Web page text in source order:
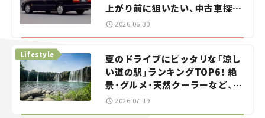
上がり前に狙いたい、中古車探し
をお手伝い――ちょっとイケてるマ
2026.06.30
夏のドライブにピッタリな「涼し
い道の駅」ランキングTOP6！ 絶
景・グルメ・天然クーラーなど、避
暑におすすめのスポットを紹介
【道の駅マニアの推し駅ガイド】
Lifestyle
2026.07.19